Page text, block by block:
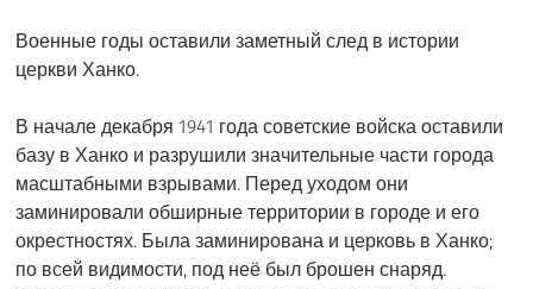
Военные годы оставили заметный след в истории
церкви Ханко.
В начале декабря 1941 года советские войска оставили
базу в Ханко и разрушили значительные части города
масштабными взрывами. Перед уходом они
заминировали обширные территории в городе и его
окрестностях. Была заминирована и церковь в Ханко;
по всей видимости, под неё был брошен снаряд.